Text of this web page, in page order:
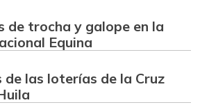
de trocha y galope en la
Equina
de las loterías de la Cruz